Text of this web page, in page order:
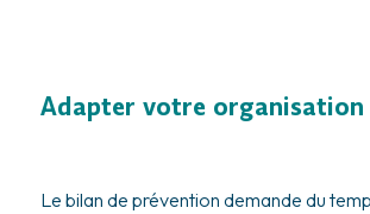
Adapter votre organisation
Le bilan de prévention demande du